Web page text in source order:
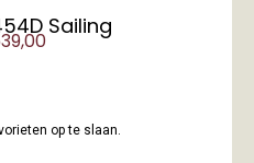
Sailing
op te slaan.